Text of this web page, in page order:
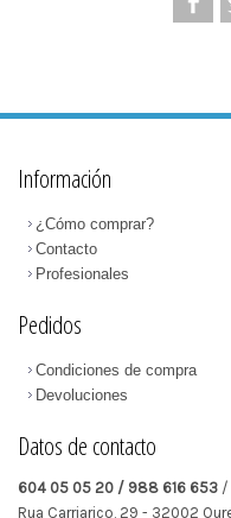
Información
¿Cómo comprar?
Contacto
Profesionales
Pedidos
Condiciones de compra
Devoluciones
Datos de contacto
604 05 05 20 / 988 616 653 /
Rua Carriarico, 29 - 32002